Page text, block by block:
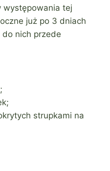
występowania tej
już po 3 dniach
nich przede
strupkami na